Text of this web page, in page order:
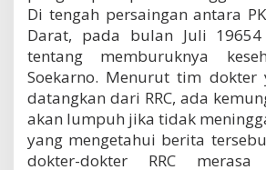
Di tengah persaingan antara
Darat, pada bulan Juli
tentang memburuknya
Soekarno. Menurut tim dokter
datangkan dari RRC, ada
akan lumpuh jika tidak
yang mengetahui berita
dokter-dokter RRC